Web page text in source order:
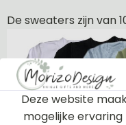
De sweaters zijn van
Deze website
mogelijke